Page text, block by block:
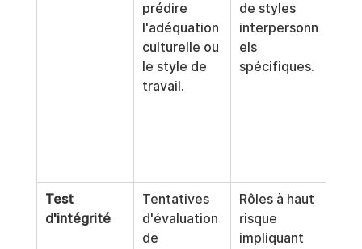
prédire
l'adéquation
culturelle ou
le style de
travail.
de styles
interpersonn
els
spécifiques.
Test
d'intégrité
Tentatives
d'évaluation
de
Rôles à haut
risque
impliquant